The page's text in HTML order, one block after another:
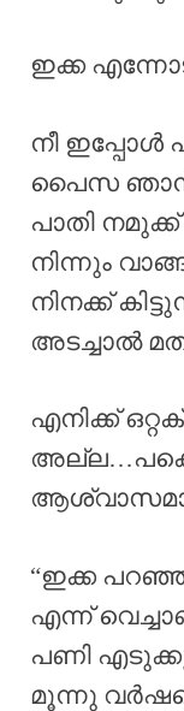
ഇക്ക
നീ ഇപ്പോൾ
പൈസ ഞാൻ
പാതി
നിന്നും
നിനക്ക്
അടച്ചാൽ
എനിക്ക്
“ഇക്ക
എന്ന്
പണി
മൂന്നു